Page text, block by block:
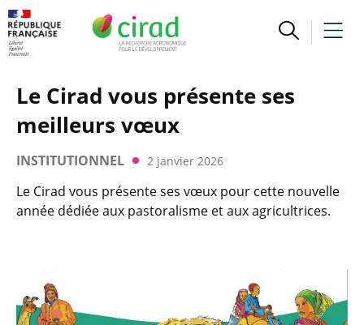
Le Cirad vous présente ses
meilleurs vœux
INSTITUTIONNEL 2 janvier 2026
Le Cirad vous présente ses vœux pour cette nouvelle
année dédiée aux pastoralisme et aux agricultrices.